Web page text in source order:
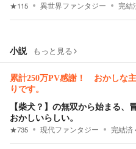
★115 異世界ファンタジー 完結
小説 もっと見る
累計250万PV感謝！ おかしな
りです。
【柴犬？】の無双から始まる、
おかしいらしい。
★735 現代ファンタジー 完結済